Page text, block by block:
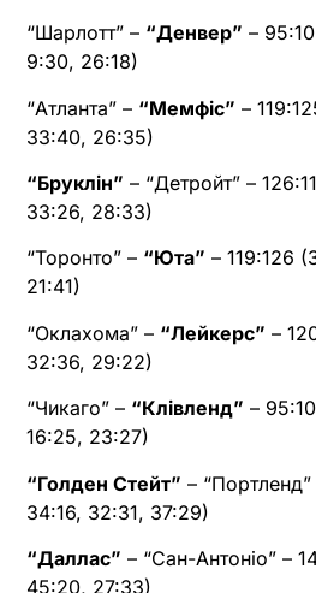
“Шарлотт” – “Денвер” –
9:30, 26:18)
“Атланта” – “Мемфіс” –
33:40, 26:35)
“Бруклін” – “Детройт” –
33:26, 28:33)
“Торонто” – “Юта” – 119:126
21:41)
“Оклахома” – “Лейкерс” –
32:36, 29:22)
“Чикаго” – “Клівленд” –
16:25, 23:27)
“Голден Стейт” –
34:16, 32:31, 37:29)
“Даллас” – “Сан-Антоніо” –
45:20, 27:33)